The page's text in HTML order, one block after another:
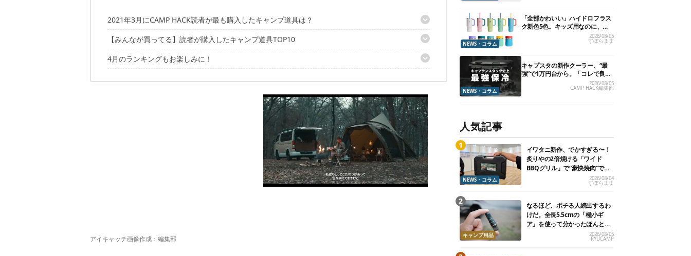
2021年3月にCAMP HACK読者が最も購入したキャンプ道具は？
2021年3月に配信した記事から、とくに売れたアイテムをランキングで紹介
【みんなが買ってる】読者が購入したキャンプ道具TOP10
10位：クリスビースティック
8位：コールマン カーサイドテント/3025
4月のランキングもお楽しみに！
過去の読者購入ランキングはこちら！
アイキャッチ画像作成：編集部
NEWS・コラム
「全部かわいい」ハイドロフラス
ク新色5色。キッズ用なのに、大
2026/08/05
ずぼらまま
NEWS・コラム
キャプスタの新作クーラー、“最
強”で1万円台から。「コレで良い
んだよ」の嵐
2026/08/05
CAMP HACK編集部
人気記事
NEWS・コラム
イワタニ新作、でかすぎる〜！
炙りやの2倍焼ける「ワイド
BBQグリル」で“豪快焼肉”でき
2026/08/04
ずぼらまま
キャンプ用品
なるほど、ポチる人続出するわ
けだ。全長5.5cmの「極小ギ
ア」を使って分かったほんとの
2026/08/05
RYUCAMP